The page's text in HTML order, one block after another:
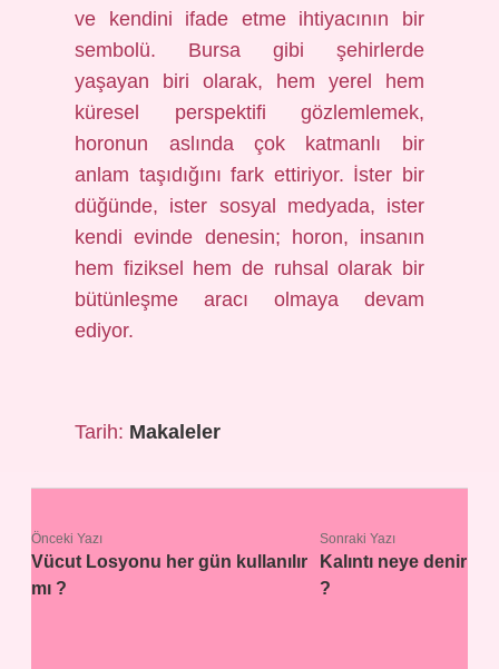
ve kendini ifade etme ihtiyacının bir
sembolü. Bursa gibi şehirlerde
yaşayan biri olarak, hem yerel hem
küresel perspektifi gözlemlemek,
horonun aslında çok katmanlı bir
anlam taşıdığını fark ettiriyor. İster bir
düğünde, ister sosyal medyada, ister
kendi evinde denesin; horon, insanın
hem fiziksel hem de ruhsal olarak bir
bütünleşme aracı olmaya devam
ediyor.
Tarih: Makaleler
Önceki Yazı
Vücut Losyonu her gün kullanılır
mı ?
Sonraki Yazı
Kalıntı neye denir
?